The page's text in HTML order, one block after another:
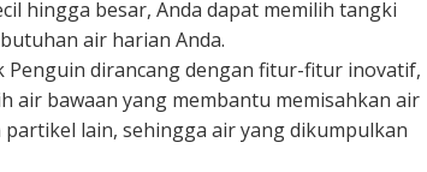
hingga besar, Anda dapat memilih tangki
air harian Anda.
Penguin dirancang dengan fitur-fitur inovatif,
air bawaan yang membantu memisahkan air
lain, sehingga air yang dikumpulkan